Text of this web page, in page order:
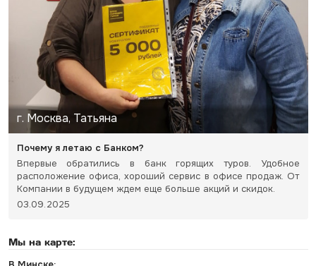
г. Москва, Татьяна
Почему я летаю с Банком?
Впервые обратились в банк горящих туров. Удобное
расположение офиса, хороший сервис в офисе продаж. От
Компании в будущем ждем еще больше акций и скидок.
03.09.2025
Мы на карте: